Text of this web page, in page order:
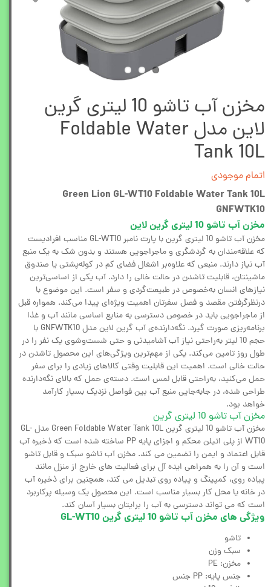
مخزن آب تاشو 10 لیتری گرین
لاین مدل Foldable Water
Tank 10L
اتمام موجودی
Green Lion GL-WT10 Foldable Water Tank 10L
GNFWTK10
مخزن آب تاشو 10 لیتری گرین لاین
مخزن آب تاشو 10 لیتری گرین با پارت نامبر GL-WT10 مناسب افرادیست
که علاقه‌مندان به گردشگری و ماجراجویی هستند و بدون شک به یک منبع
آب نیاز دارند. منبعی که علاوه‌بر اشغال فضای کم در کوله‌پشتی یا صندوق
ماشینتان، قابلیت تاشدن در حالت خالی را دارد. آب یکی از اساسی‌ترین
نیازهای انسان به‌خصوص در طبیعت‌گردی و سفر است. این موضوع با
درنظرگرفتن مقصد و فصل سفرتان اهمیت ویژه‌ای پیدا می‌کند. همواره قبل
از ماجراجویی باید در خصوص دسترسی به منابع اساسی مانند آب و غذا
برنامه‌ریزی صورت گیرد. نگه‌دارنده‌ی آب گرین لاین مدل GNFWTK10 با
حجم 10 لیتر به‌راحتی نیاز آب آشامیدنی و حتی شست‌وشوی یک نفر را در
طول روز تامین می‌کند. یکی از مهم‌ترین ویژگی‌های این محصول تاشدن در
حالت خالی است. اهمیت این قابلیت وقتی کالاهای زیادی را برای سفر
حمل می‌کنید، به‌راحتی قابل لمس است. دسته‌ی حمل که بالای نگه‌دارنده
طراحی شده، در جابه‌جایی منبع آب بین فواصل نزدیک بسیار کارآمد
خواهد بود.
مخزن آب تاشو 10 لیتری گرین
مخزن آب تاشو 10 لیتری گرین Green Foldable Water Tank 10L مدل GL-
WT10 از پلی اتیلن محکم و اجزای پایه PP ساخته شده است که ذخیره آب
قابل اعتماد و ایمن را تضمین می کند. مخزن آب تاشو سبک و قابل تاشو
است و آن را به همراهی ایده آل برای فعالیت های خارج از منزل مانند
پیاده روی، کمپینگ و پیاده روی تبدیل می کند، همچنین برای ذخیره آب
در خانه یا محل کار بسیار مناسب است. این محصول یک وسیله پرکاربرد
است که می تواند دسترسی به آب را برایتان بسیار آسان کند.
ویژگی های مخزن آب تاشو 10 لیتری گرین GL-WT10
تاشو
سبک وزن
مخزن: PE
جنس پایه: PP جنس